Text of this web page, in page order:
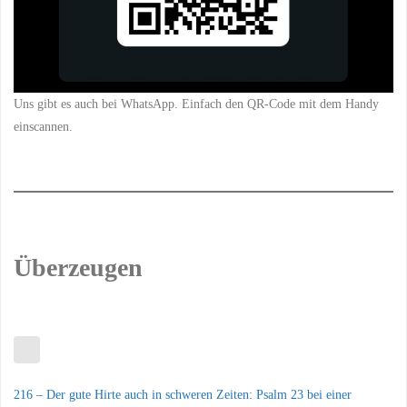
Uns gibt es auch bei WhatsApp. Einfach den QR-Code mit dem Handy
einscannen.
Überzeugen
216 – Der gute Hirte auch in schweren Zeiten: Psalm 23 bei einer